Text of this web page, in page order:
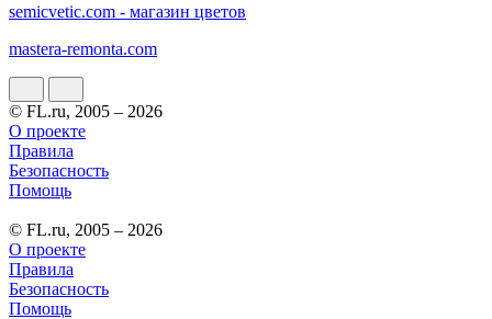
semicvetic.com - магазин цветов
mastera-remonta.com
© FL.ru, 2005 – 2026
О проекте
Правила
Безопасность
Помощь
© FL.ru, 2005 – 2026
О проекте
Правила
Безопасность
Помощь